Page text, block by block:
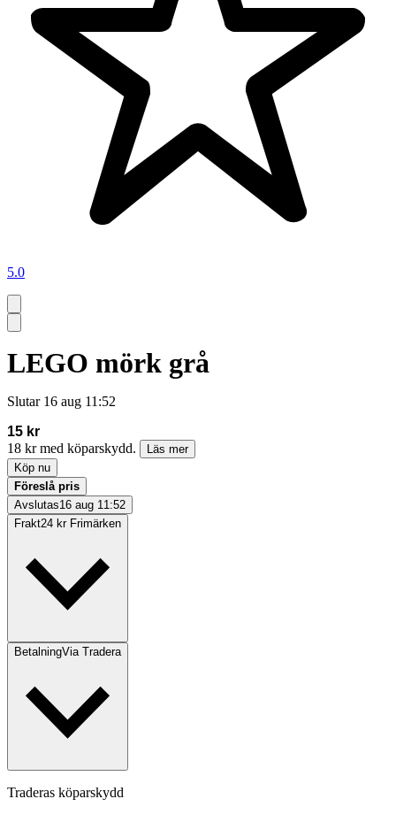
5.0
LEGO mörk grå
Slutar 16 aug 11:52
15 kr
18 kr med köparskydd.
Läs mer
Köp nu
Föreslå pris
Avslutas16 aug 11:52
Frakt24 kr Frimärken
BetalningVia Tradera
Traderas köparskydd